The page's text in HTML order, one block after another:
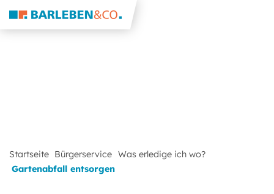
Startseite Bürgerservice Was erledige ich wo?
Gartenabfall entsorgen